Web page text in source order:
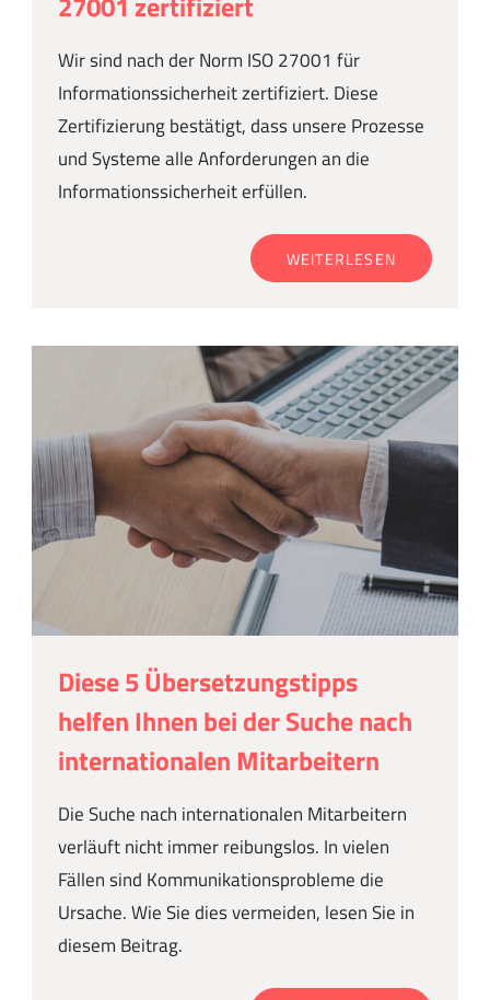
Wir sind nach der Norm ISO 27001 für
Informationssicherheit zertifiziert. Diese
Zertifizierung bestätigt, dass unsere Prozesse
und Systeme alle Anforderungen an die
Informationssicherheit erfüllen.
WEITERLESEN
Diese 5 Übersetzungstipps
helfen Ihnen bei der Suche nach
internationalen Mitarbeitern
Die Suche nach internationalen Mitarbeitern
verläuft nicht immer reibungslos. In vielen
Fällen sind Kommunikationsprobleme die
Ursache. Wie Sie dies vermeiden, lesen Sie in
diesem Beitrag.